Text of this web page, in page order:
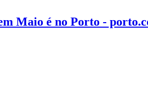
Maio é no Porto -